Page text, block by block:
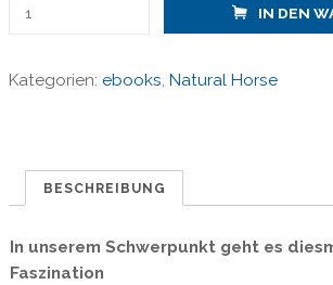
Faszination
IN DEN
Kategorien: ebooks, Natural Horse
BESCHREIBUNG
In unserem Schwerpunkt geht es
Faszination